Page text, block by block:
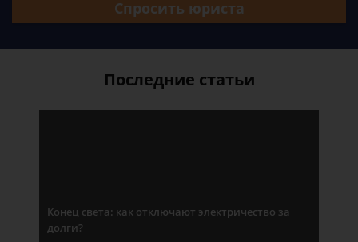
Спросить юриста
Последние статьи
Конец света: как отключают электричество за
долги?